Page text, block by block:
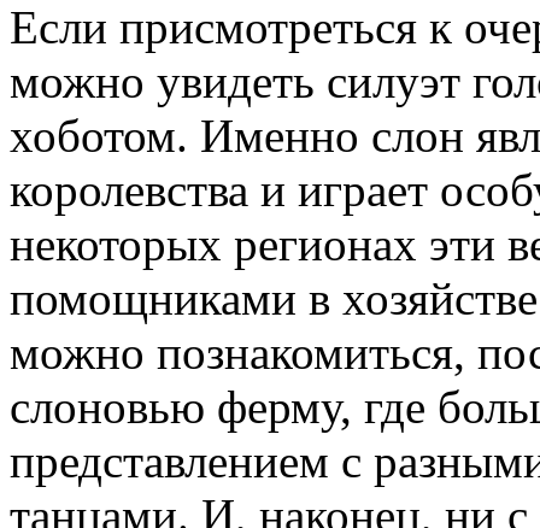
Если присмотреться к
можно увидеть силуэт
хоботом. Именно слон
королевства и играет
некоторых регионах эти
помощниками в
можно познакомиться,
слоновью ферму, где
представлением с
танцами. И, наконец, ни